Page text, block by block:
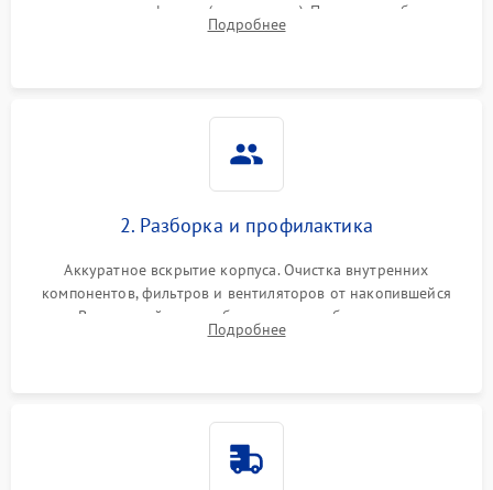
наличия артефактов (точки, пятна). Проверка работы
системы охлаждения по уровню шума вентиляторов.
Подробнее
2. Разборка и профилактика
Аккуратное вскрытие корпуса. Очистка внутренних
компонентов, фильтров и вентиляторов от накопившейся
пыли. Визуальный осмотр блока питания, балласта лампы и
материнской платы на наличие прогаров или вздутых
Подробнее